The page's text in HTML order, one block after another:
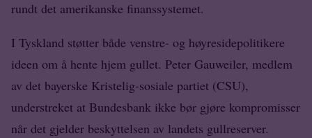
rundt det amerikanske finanssystemet.
I Tyskland støtter både venstre- og høyresidepolitikere
ideen om å hente hjem gullet. Peter Gauweiler, medlem
av det bayerske Kristelig-sosiale partiet (CSU),
understreket at Bundesbank ikke bør gjøre kompromisser
når det gjelder beskyttelsen av landets gullreserver.